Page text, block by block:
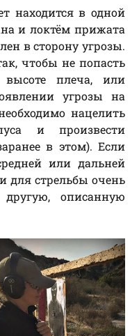
находится в одной
и локтём прижата
в сторону угрозы.
чтобы не попасть
плеча, или
угрозы на
нацелить
и произвести
в этом). Если
или дальней
для стрельбы очень
описанную